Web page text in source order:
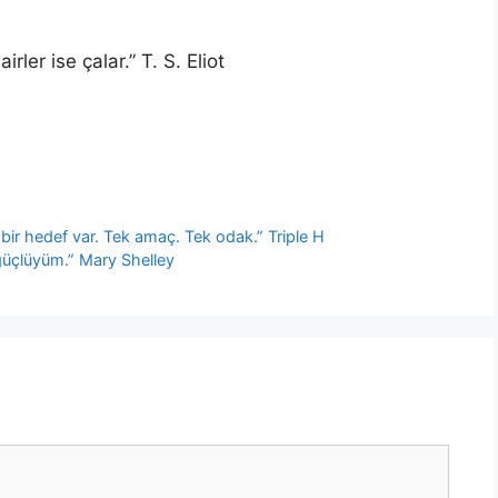
ise çalar.” T. S. Eliot
hedef var. Tek amaç. Tek odak.” Triple H
Mary Shelley